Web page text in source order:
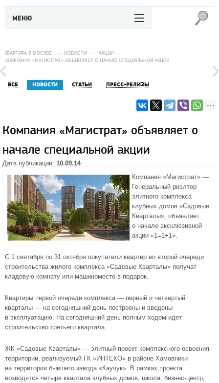
МЕНЮ
КВАРТИРА В МОСКВЕ → НОВОСТИ → АКЦИИ
→
КОМПАНИЯ «МАГИСТРАТ» ОБЪЯВЛЯЕТ О НАЧАЛЕ СПЕЦИАЛЬНОЙ АКЦИИ
ВСЕ НОВОСТИ СТАТЬИ ПРЕСС-РЕЛИЗЫ
Компания «Магистрат» объявляет о
начале специальной акции
Дата публикации: 10.09.14
Компания «Магистрат» —
Генеральный риэлтор
элитного комплекса
клубных домов «Садовые
Кварталы», объявляет
о начале эксклюзивной
акции «1=1+1».
С 1 сентября по 31 октября покупатели квартир во второй очереди
строительства жилого комплекса «Садовые Кварталы» получат
кладовую комнату или машиноместо в подарок.
Квартиры первой очереди комплекса — первый и четвертый
кварталы — на сегодняшний день построены и введены
в эксплуатацию. На сегодняшний день полным ходом идет
строительство третьего квартала.
ЖК «Садовые Кварталы» — элитный проект комплексного освоения
территории, реализуемый ГК «ИНТЕКО» в районе Хамовники
на территории бывшего завода «Каучук». В рамках проекта
возводятся четыре квартала клубных домов, школа, бизнес-центр,